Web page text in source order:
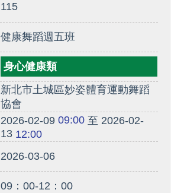
115
健康舞蹈週五班
身心健康類
新北市土城區妙姿體育運動舞蹈
協會
2026-02-0909:00至 2026-02-
1312:00
2026-03-06
09：00-12：00